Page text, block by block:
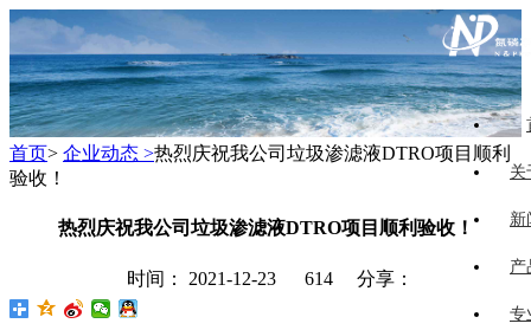
关
新
产
专
首页> 企业动态 >热烈庆祝我公司垃圾渗滤液DTRO项目顺利
验收！
热烈庆祝我公司垃圾渗滤液DTRO项目顺利验收！
时间： 2021-12-23 614 分享：